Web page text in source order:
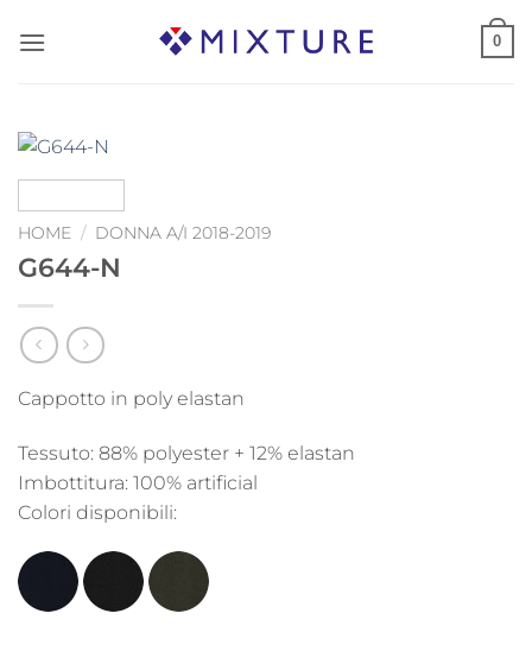
0
HOME / DONNA A/I 2018-2019
G644-N
Cappotto in poly elastan
Tessuto: 88% polyester + 12% elastan
Imbottitura: 100% artificial
Colori disponibili: